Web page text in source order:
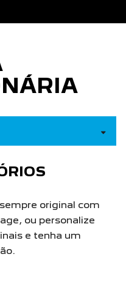
original com
ou personalize
e tenha um